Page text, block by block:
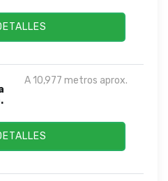
A 10,977 metros aprox.